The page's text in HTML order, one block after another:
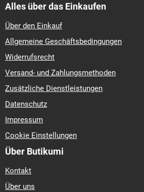
Alles über das Einkaufen
Über den Einkauf
Allgemeine Geschäftsbedingungen
Widerrufsrecht
Versand- und Zahlungsmethoden
Zusätzliche Dienstleistungen
Datenschutz
Impressum
Cookie Einstellungen
Über Butikumi
Kontakt
Über uns